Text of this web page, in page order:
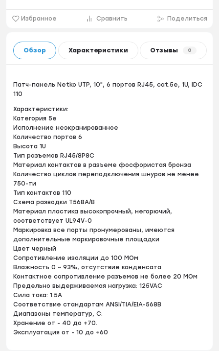
Избранное Сравнить Поделиться
Обзор Характеристики Отзывы 0
Патч-панель Netko UTP, 10", 6 портов RJ45, cat.5e, 1U, IDC
110
Характеристики:
Категория 5е
Исполнение неэкранированное
Количество портов 6
Высота 1U
Тип разъемов RJ45/8P8C
Материал контактов в разъеме фосфористая бронза
Количество циклов переподключения шнуров не менее
750-ти
Тип контактов 110
Схема разводки Т568А/В
Материал пластика высокопрочный, негорючий,
соответствует UL94V-0
Маркировка все порты пронумерованы, имеются
дополнительные маркировочные площадки
Цвет черный
Сопротивление изоляции до 100 МОм
Влажность 0 ~ 93%, отсутствие конденсата
Контактное сопротивление разъемов не более 20 MОм
Предельно выдерживаемая нагрузка: 125VAC
Сила тока: 1.5A
Соответствие стандартам ANSI/TIA/EIA-568B
Диапазоны температур, С:
Хранение от - 40 до +70.
Эксплуатация от - 10 до +60